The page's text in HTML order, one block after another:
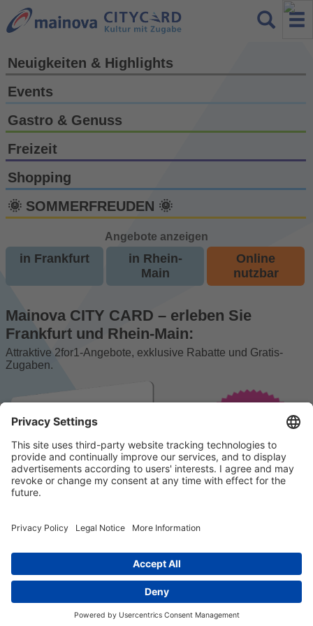
Neuigkeiten & Highlights
Events
Gastro & Genuss
Freizeit
Shopping
🌞 SOMMERFREUDEN 🌞
Angebote anzeigen
in Frankfurt
in Rhein-
Main
Online
nutzbar
Mainova CITY CARD – erleben Sie
Frankfurt und Rhein-Main:
Attraktive 2for1-Angebote, exklusive Rabatte und Gratis-
Zugaben.
© 2023 k/c/e Marketing GmbH –Impressum